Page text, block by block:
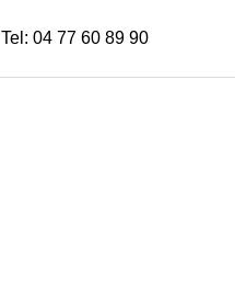
Tel: 04 77 60 89 90